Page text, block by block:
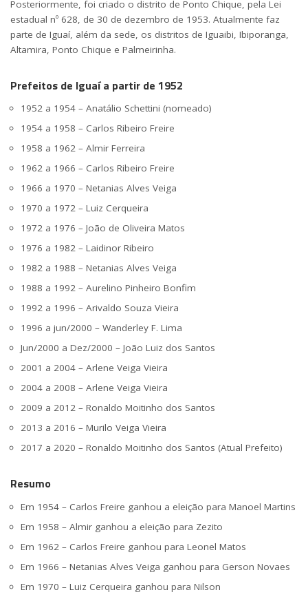
Posteriormente, foi criado o distrito de Ponto Chique, pela Lei
estadual nº 628, de 30 de dezembro de 1953. Atualmente faz
parte de Iguaí, além da sede, os distritos de Iguaibi, Ibiporanga,
Altamira, Ponto Chique e Palmeirinha.
Prefeitos de Iguaí a partir de 1952
1952 a 1954 – Anatálio Schettini (nomeado)
1954 a 1958 – Carlos Ribeiro Freire
1958 a 1962 – Almir Ferreira
1962 a 1966 – Carlos Ribeiro Freire
1966 a 1970 – Netanias Alves Veiga
1970 a 1972 – Luiz Cerqueira
1972 a 1976 – João de Oliveira Matos
1976 a 1982 – Laidinor Ribeiro
1982 a 1988 – Netanias Alves Veiga
1988 a 1992 – Aurelino Pinheiro Bonfim
1992 a 1996 – Arivaldo Souza Vieira
1996 a jun/2000 – Wanderley F. Lima
Jun/2000 a Dez/2000 – João Luiz dos Santos
2001 a 2004 – Arlene Veiga Vieira
2004 a 2008 – Arlene Veiga Vieira
2009 a 2012 – Ronaldo Moitinho dos Santos
2013 a 2016 – Murilo Veiga Vieira
2017 a 2020 – Ronaldo Moitinho dos Santos (Atual Prefeito)
Resumo
Em 1954 – Carlos Freire ganhou a eleição para Manoel Martins
Em 1958 – Almir ganhou a eleição para Zezito
Em 1962 – Carlos Freire ganhou para Leonel Matos
Em 1966 – Netanias Alves Veiga ganhou para Gerson Novaes
Em 1970 – Luiz Cerqueira ganhou para Nilson